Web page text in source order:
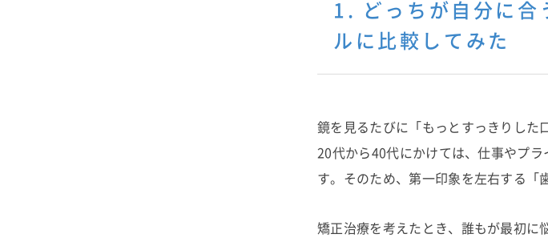
1. どっちが自分に合
ルに比較してみた
鏡を見るたびに「もっとすっきりした
20代から40代にかけては、仕事やプ
す。そのため、第一印象を左右する「
矯正治療を考えたとき、誰もが最初に